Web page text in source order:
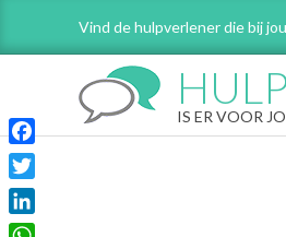
Vind de hulpverlener die bij
IS ER VOOR
Facebook
Twitter
LinkedIn